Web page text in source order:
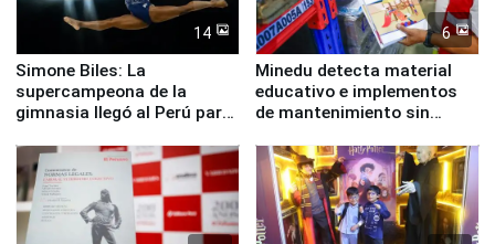
14
Simone Biles: La
supercampeona de la
gimnasia llegó al Perú para
Panamericanos Lima 2027
6
Minedu detecta material
educativo e implementos
de mantenimiento sin
la UGEL 2